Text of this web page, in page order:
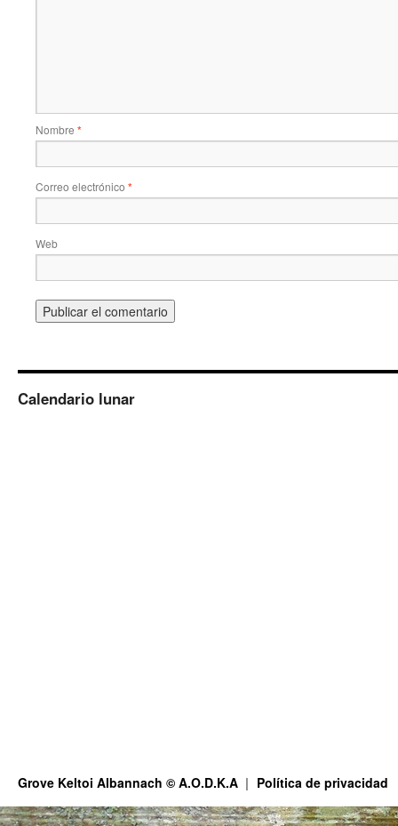
Nombre *
Correo electrónico *
Web
Calendario lunar
Grove Keltoi Albannach © A.O.D.K.A Política de privacidad